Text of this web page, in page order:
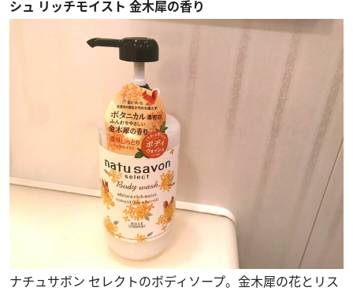
シュ リッチモイスト 金木犀の香り
ナチュサボン セレクトのボディソープ。金木犀の花とリス